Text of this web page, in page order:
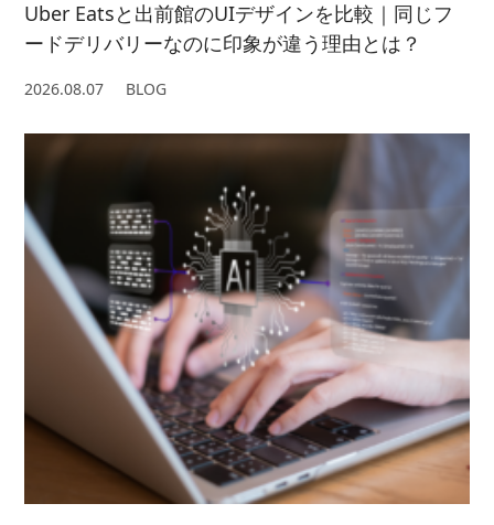
Uber Eatsと出前館のUIデザインを比較｜同じフ
ードデリバリーなのに印象が違う理由とは？
2026.08.07 BLOG